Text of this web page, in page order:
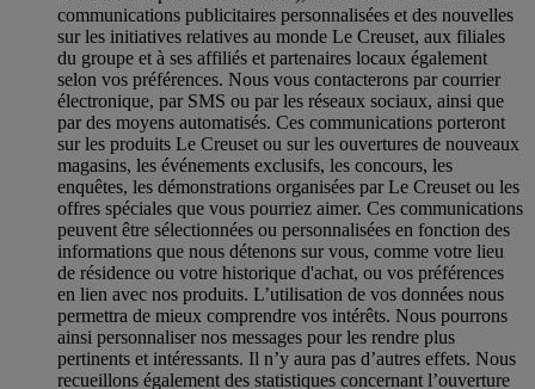
communications publicitaires personnalisées et des nouvelles
sur les initiatives relatives au monde Le Creuset, aux filiales
du groupe et à ses affiliés et partenaires locaux également
selon vos préférences. Nous vous contacterons par courrier
électronique, par SMS ou par les réseaux sociaux, ainsi que
par des moyens automatisés. Ces communications porteront
sur les produits Le Creuset ou sur les ouvertures de nouveaux
magasins, les événements exclusifs, les concours, les
enquêtes, les démonstrations organisées par Le Creuset ou les
offres spéciales que vous pourriez aimer. Ces communications
peuvent être sélectionnées ou personnalisées en fonction des
informations que nous détenons sur vous, comme votre lieu
de résidence ou votre historique d'achat, ou vos préférences
en lien avec nos produits. L’utilisation de vos données nous
permettra de mieux comprendre vos intérêts. Nous pourrons
ainsi personnaliser nos messages pour les rendre plus
pertinents et intéressants. Il n’y aura pas d’autres effets. Nous
recueillons également des statistiques concernant l’ouverture